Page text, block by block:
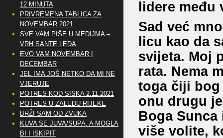
lidere među
Sad već
licu kao da
svijeta. Moj
rata. Nema
toga čiji
onu drugu
Boga
više volite,
12 MINUTA
PRIVREMENA TABLICA ZA
NOVEMBAR 2021
SVE VAM PIŠE U MEDIJMA –
VRH SANTE LEDA
EVO VAM NOVEMBAR I
DECEMBAR
JEL IMA JOŠ NETKO DA MI NE
VJERUJE
POTRES KOD SISKA 2.11.2021
POTRES U ZALEĐU RIJEKE
BRŽI SAM OD ZVUKA
KUVA SE JUVA/SUPA, A MOGLA
BI I ISKIPIT